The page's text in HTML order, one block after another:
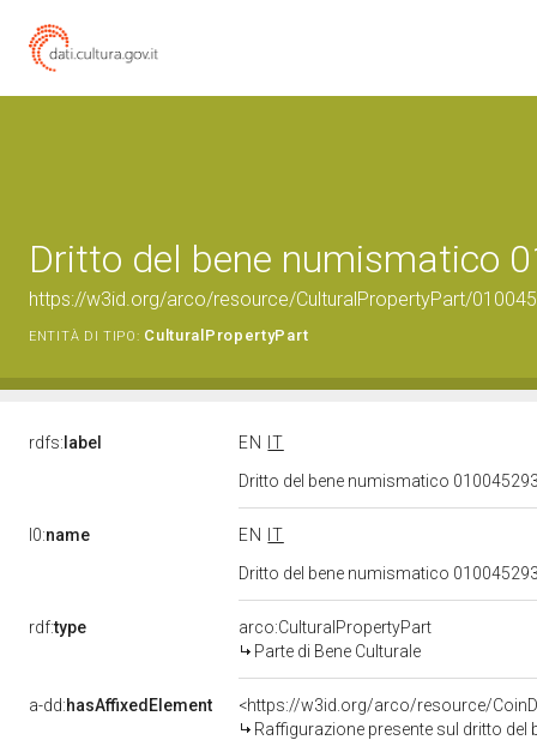
Dritto del bene numismatico
https://w3id.org/arco/resource/CulturalPropertyPart/
ENTITÀ DI TIPO: CulturalPropertyPart
rdfs: label EN
IT
Dritto del bene numismatico
l0:name EN
IT
Dritto del bene numismatico
rdf:type
arco:CulturalPropertyPart
Parte di Bene Culturale
a-dd:hasAffixedElement
<https://w3id.org/arco/resource/
Raffigurazione presente sul dritto